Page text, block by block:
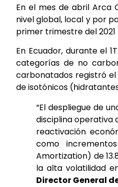
En el mes de abril Arca
nivel global, local y por
primer trimestre del 2021
En Ecuador, durante el
categorías de no
carbonatados registró
de isotónicos
“El despliegue de
disciplina operativa
reactivación
como
Amortization) de
la alta volatilidad
Director General